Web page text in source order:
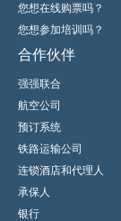
您想在线购票吗？
您想参加培训吗？
合作伙伴
强强联合
航空公司
预订系统
铁路运输公司
连锁酒店和代理人
承保人
银行